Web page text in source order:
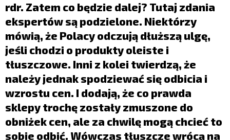
rdr. Zatem co będzie dalej? Tutaj zdania
ekspertów są podzielone. Niektórzy
mówią, że Polacy odczują dłuższą ulgę,
jeśli chodzi o produkty oleiste i
tłuszczowe. Inni z kolei twierdzą, że
należy jednak spodziewać się odbicia i
wzrostu cen. I dodają, że co prawda
sklepy trochę zostały zmuszone do
obniżek cen, ale za chwilę mogą chcieć to
sobie odbić. Wówczas tłuszcze wrócą na